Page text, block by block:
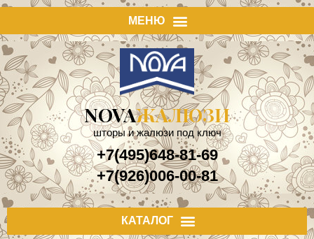
NOVAЖАЛЮЗИ
шторы и жалюзи под ключ
+7(495)648-81-69
+7(926)006-00-81